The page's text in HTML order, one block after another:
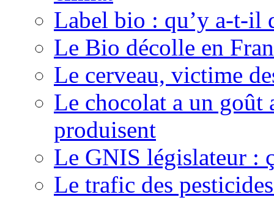
Label bio : qu’y a-t-il
Le Bio décolle en
Le cerveau, victime
Le chocolat a un goût
produisent
Le GNIS législateur :
Le trafic des